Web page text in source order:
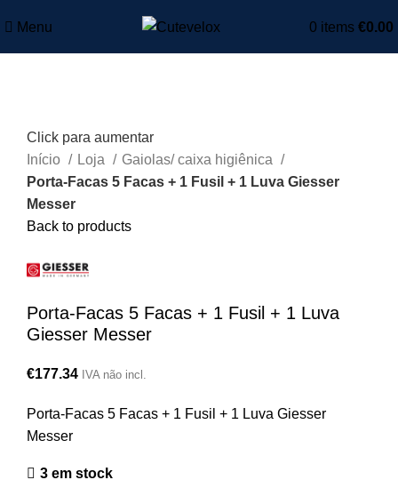
Menu 0 items €0.00
Click para aumentar
Início
Loja
Gaiolas/ caixa higiênica
Porta-Facas 5 Facas + 1 Fusil + 1 Luva Giesser
Messer
Back to products
Porta-Facas 5 Facas + 1 Fusil + 1 Luva
Giesser Messer
€177.34 IVA não incl.
Porta-Facas 5 Facas + 1 Fusil + 1 Luva Giesser
Messer
3 em stock